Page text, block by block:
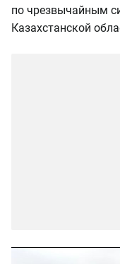
по чрезвычайным
Казахстанской